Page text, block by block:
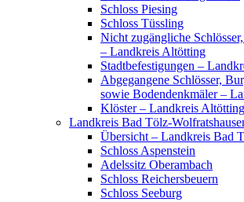
Schloss Piesing
Schloss Tüssling
Nicht zugängliche
– Landkreis Altötting
Stadtbefestigungen –
Abgegangene Schlösser,
sowie Bodendenkmäler –
Klöster – Landkreis Altötting
Landkreis Bad Tölz-
Übersicht – Landkreis Bad
Schloss Aspenstein
Adelssitz Oberambach
Schloss Reichersbeuern
Schloss Seeburg